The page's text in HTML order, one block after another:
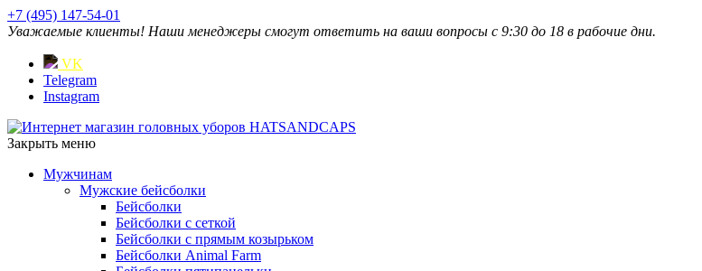
+7 (495) 147-54-01
Уважаемые клиенты! Наши менеджеры смогут ответить на ваши вопросы с 9:30 до 18 в рабочие дни.
VK
Telegram
Instagram
Закрыть меню
Мужчинам
Мужские бейсболки
Бейсболки
Бейсболки с сеткой
Бейсболки с прямым козырьком
Бейсболки Animal Farm